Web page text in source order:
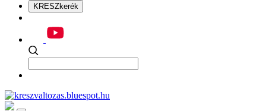
KRESZkerék